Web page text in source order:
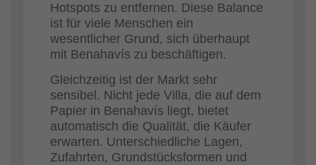
Hotspots zu entfernen. Diese Balance
ist für viele Menschen ein
wesentlicher Grund, sich überhaupt
mit Benahavís zu beschäftigen.
Gleichzeitig ist der Markt sehr
sensibel. Nicht jede Villa, die auf dem
Papier in Benahavís liegt, bietet
automatisch die Qualität, die Käufer
erwarten. Unterschiedliche Lagen,
Zufahrten, Grundstücksformen und